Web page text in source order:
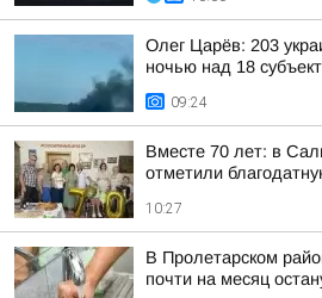
Олег Царёв: 203
ночью над 18
09:24
Вместе 70 лет: в
отметили
10:27
В Пролетарском
почти на месяц